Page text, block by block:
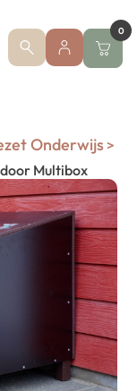
0
Onderwijs>
Multibox